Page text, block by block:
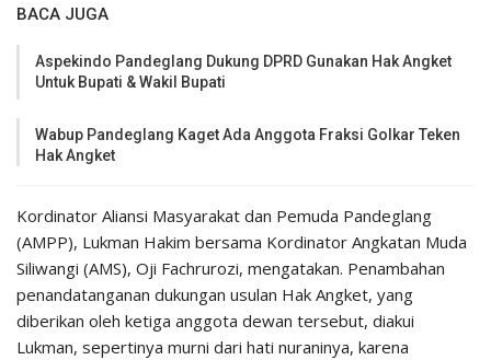
BACA JUGA
Aspekindo Pandeglang Dukung DPRD Gunakan Hak Angket
Untuk Bupati & Wakil Bupati
Wabup Pandeglang Kaget Ada Anggota Fraksi Golkar Teken
Hak Angket
Kordinator Aliansi Masyarakat dan Pemuda Pandeglang
(AMPP), Lukman Hakim bersama Kordinator Angkatan Muda
Siliwangi (AMS), Oji Fachrurozi, mengatakan. Penambahan
penandatanganan dukungan usulan Hak Angket, yang
diberikan oleh ketiga anggota dewan tersebut, diakui
Lukman, sepertinya murni dari hati nuraninya, karena